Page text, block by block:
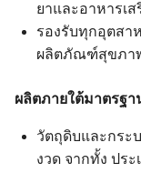
ยาและอาหารเส
รองรับทุกอุตสา
ผลิตภัณฑ์สุขภา
ผลิตภายใต้มาตรฐา
วัตถุดิบและกระ
งวด จากทั้ง ปร